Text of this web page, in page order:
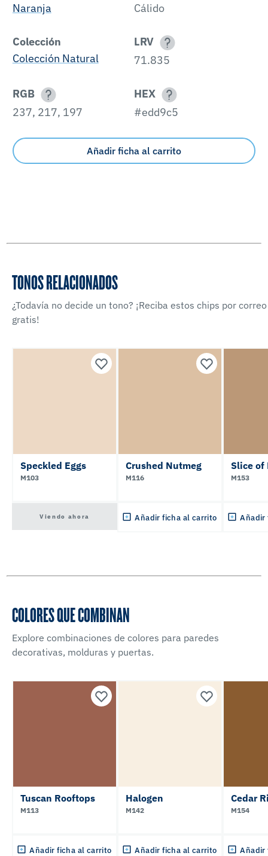
Naranja
Cálido
Colección
Colección Natural
LRV
71.835
RGB
237, 217, 197
HEX
#edd9c5
Añadir ficha al carrito
TONOS RELACIONADOS
¿Todavía no decide un tono? ¡Reciba estos chips por correo
gratis!
Speckled Eggs
M103
Viendo ahora
Crushed Nutmeg
M116
Añadir ficha al carrito
Slice of
M153
Añadir
COLORES QUE COMBINAN
Explore combinaciones de colores para paredes
decorativas, molduras y puertas.
Tuscan Rooftops
M113
Añadir ficha al carrito
Halogen
M142
Añadir ficha al carrito
Cedar
M154
Añadir